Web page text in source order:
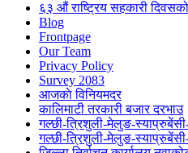
६३ औं राष्ट्रिय सहकारी
Blog
Frontpage
Our Team
Privacy Policy
Survey 2083
आजकाे विनियमदर
कालिमाटी तरकारी बजार दरभाउ
गल्छी-त्रिशुली-मेलुङ-
गल्छी-त्रिशुली-मेलुङ-